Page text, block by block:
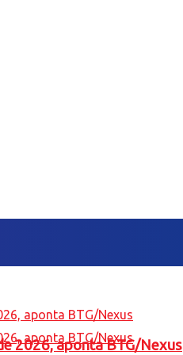
2026, aponta BTG/Nexus